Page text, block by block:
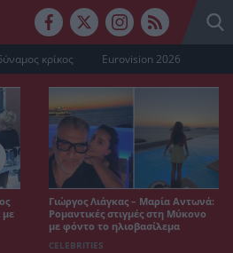
κρίκος Eurovision 2026
με
Γιώργος Λιάγκας – Μαρία Αντωνά:
Ρομαντικές στιγμές στη Μύκονο
με φόντο το ηλιοβασίλεμα
CELEBRITIES